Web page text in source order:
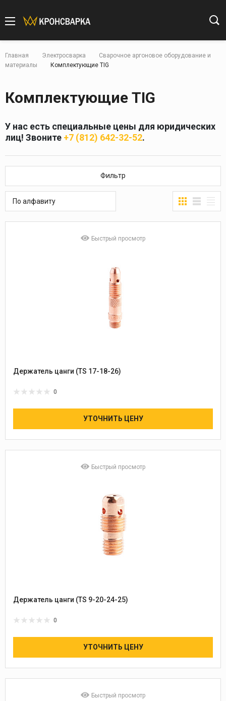
Главная Электросварка
Сварочное аргоновое оборудование и
материалы
Комплектующие TIG
Комплектующие TIG
У нас есть специальные цены для юридических
лиц! Звоните +7 (812) 642-32-52.
Фильтр
По алфавиту
Быстрый просмотр
Держатель цанги (TS 17-18-26)
0
УТОЧНИТЬ ЦЕНУ
Быстрый просмотр
Держатель цанги (TS 9-20-24-25)
0
УТОЧНИТЬ ЦЕНУ
Быстрый просмотр